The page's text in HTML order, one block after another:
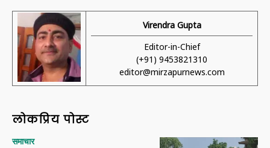
Virendra Gupta
Editor-in-Chief
(+91) 9453821310
editor@mirzapurnews.com
लोकप्रिय पोस्ट
समाचार